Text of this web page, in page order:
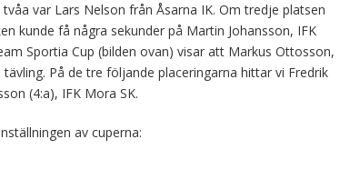
var Lars Nelson från Åsarna IK. Om tredje platsen
kunde få några sekunder på Martin Johansson, IFK
Sportia Cup (bilden ovan) visar att Markus Ottosson,
På de tre följande placeringarna hittar vi Fredrik
(4:a), IFK Mora SK.
av cuperna: